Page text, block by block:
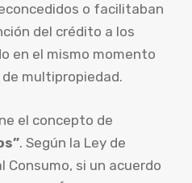
o facilitaban
del crédito a los
en el mismo momento
multipropiedad.
el concepto de
. Según la Ley de
si un acuerdo